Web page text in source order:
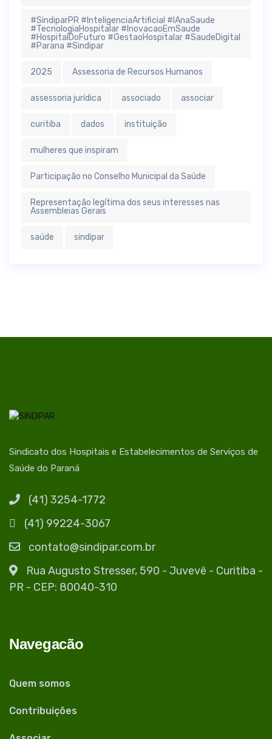
#SindiparPR #InteligenciaArtificial #IAnaSaude
#TecnologiaHospitalar #InovacaoEmSaude
#HospitalDoFuturo #GestaoHospitalar #SaudeDigital
#Parana #Sindipar
2025 Assessoria de Recursos Humanos
assessoria jurídica associado associar
curitiba dados instituição
mulheres que inspiram
Participação no Conselho Municipal da Saúde
Representação legítima dos seus interesses nas
Assembleias Gerais
saúde sindipar
Sindicato dos Hospitais e Estabelecimentos de Serviços de
Saúde do Paraná
(41) 3254-1772
(41) 99224-3067
contato@sindipar.com.br
Rua Augusto Stresser, 590 - Juvevê - Curitiba -
PR - CEP: 80040-310
Navegacão
Quem somos
Contribuições